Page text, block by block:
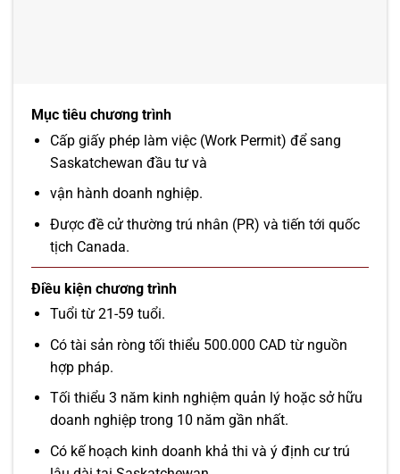
Mục tiêu chương trình
Cấp giấy phép làm việc (Work Permit) để sang
Saskatchewan đầu tư và
vận hành doanh nghiệp.
Được đề cử thường trú nhân (PR) và tiến tới quốc
tịch Canada.
Điều kiện chương trình
Tuổi từ 21-59 tuổi.
Có tài sản ròng tối thiểu 500.000 CAD từ nguồn
hợp pháp.
Tối thiểu 3 năm kinh nghiệm quản lý hoặc sở hữu
doanh nghiệp trong 10 năm gần nhất.
Có kế hoạch kinh doanh khả thi và ý định cư trú